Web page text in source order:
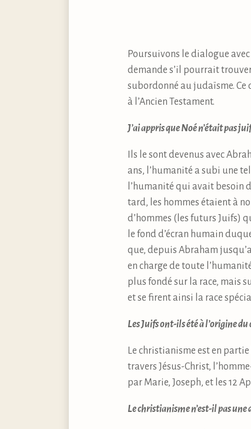
Poursuivons le dialogue
demande s’il pourrait
subordonné au judaïsme.
à l’Ancien Testament.
J’ai appris que Noé n’était pas
Ils le sont devenus avec
ans, l’humanité a subi une
l’humanité qui avait besoin
tard, les hommes étaient à
d’hommes (les futurs Juifs)
le fond d’écran humain
que, depuis Abraham
en charge de toute
plus fondé sur la race, mais
et se firent ainsi la race
Les Juifs ont-ils été à l’origine
Le christianisme est en
travers Jésus-Christ,
par Marie, Joseph, et les 12
Le christianisme n’est-il pas